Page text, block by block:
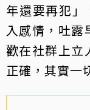
年還要再犯
入感情，吐露
歡在社群上立
正確，其實一